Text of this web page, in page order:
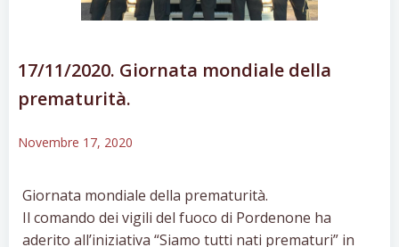
17/11/2020. Giornata mondiale della
prematurità.
Novembre 17, 2020
Giornata mondiale della prematurità.
Il comando dei vigili del fuoco di Pordenone ha
aderito all’iniziativa “Siamo tutti nati prematuri” in